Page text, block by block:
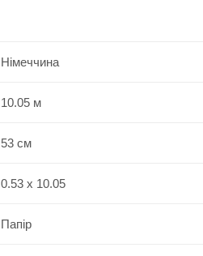
Німеччина
10.05 м
53 см
0.53 x 10.05
Папір